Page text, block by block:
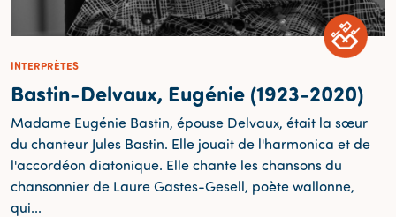
INTERPRÈTES
Bastin-Delvaux, Eugénie (1923-2020)
Madame Eugénie Bastin, épouse Delvaux, était la sœur
du chanteur Jules Bastin. Elle jouait de l'harmonica et de
l'accordéon diatonique. Elle chante les chansons du
chansonnier de Laure Gastes-Gesell, poète wallonne,
qui...